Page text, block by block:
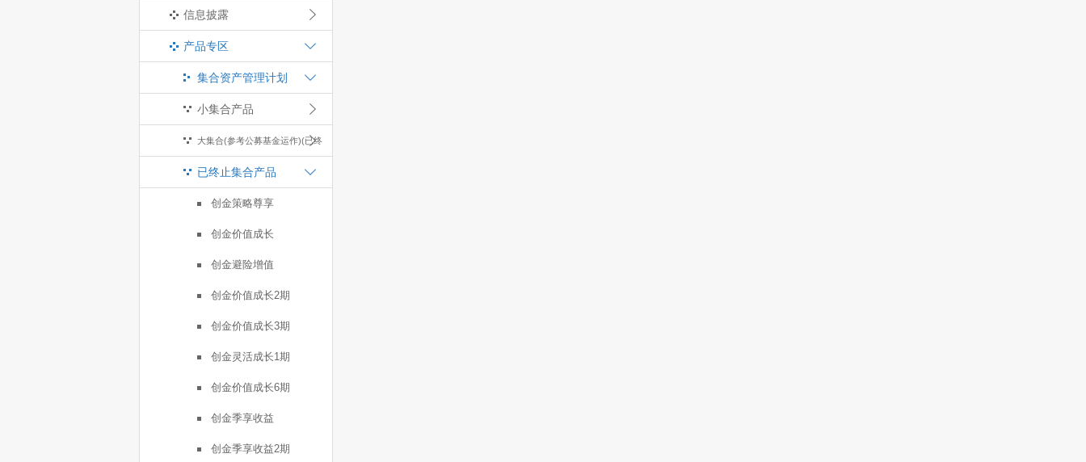
信息披露
产品专区
集合资产管理计划
小集合产品
大集合(参考公募基金运作)(已终
止)
已终止集合产品
创金策略尊享
创金价值成长
创金避险增值
创金价值成长2期
创金价值成长3期
创金灵活成长1期
创金价值成长6期
创金季享收益
创金季享收益2期